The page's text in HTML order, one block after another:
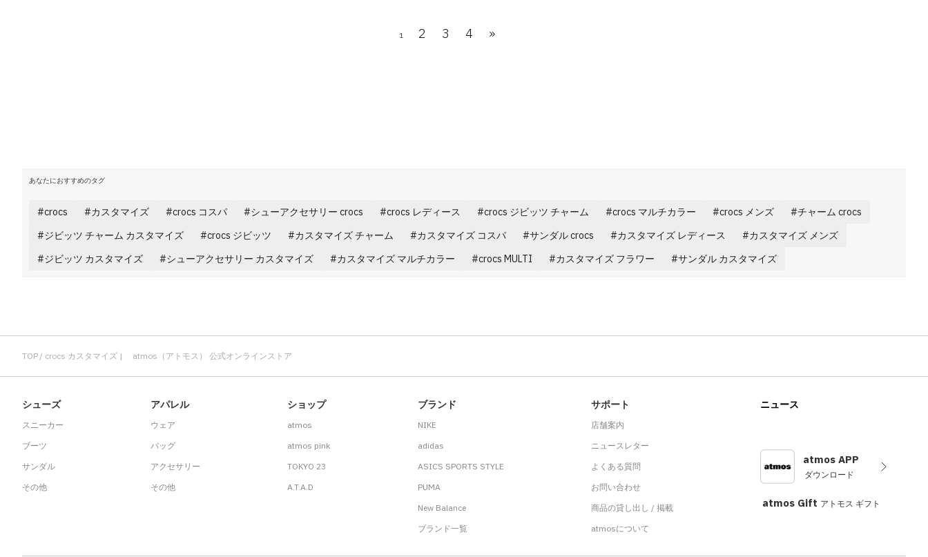
1 2 3 4 »
あなたにおすすめのタグ
crocs カスタマイズ crocs コスパ シューアクセサリー crocs crocs レディース crocs ジビッツ チャーム crocs マルチカラー crocs メンズ
チャーム crocs
ジビッツ チャーム カスタマイズ
crocs ジビッツ カスタマイズ チャーム カスタマイズ コスパ サンダル crocs カスタマイズ レディース
カスタマイズ メンズ
ジビッツ カスタマイズ
シューアクセサリー カスタマイズ カスタマイズ マルチカラー crocs MULTI カスタマイズ フラワー サンダル カスタマイズ
TOP crocs カスタマイズ | atmos（アトモス） 公式オンラインストア
シューズ
スニーカー
ブーツ
サンダル
その他
アパレル
ウェア
バッグ
アクセサリー
その他
ショップ
atmos
atmos pink
TOKYO 23
A.T.A.D
ブランド
NIKE
adidas
ASICS SPORTS STYLE
PUMA
New Balance
ブランド一覧
サポート
店舗案内
ニュースレター
よくある質問
お問い合わせ
商品の貸し出し / 掲載
atmosについて
ニュース
atmos APP
ダウンロード
atmos Gift アトモス ギフト